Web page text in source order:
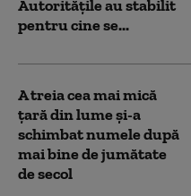
Autoritățile au stabilit
pentru cine se...
A treia cea mai mică
țară din lume și-a
schimbat numele după
mai bine de jumătate
de secol